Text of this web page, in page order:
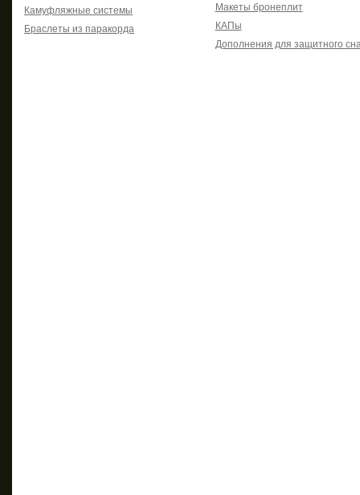
Камуфляжные системы
Браслеты из паракорда
Макеты бронеплит
КАПы
Дополнения для защитного